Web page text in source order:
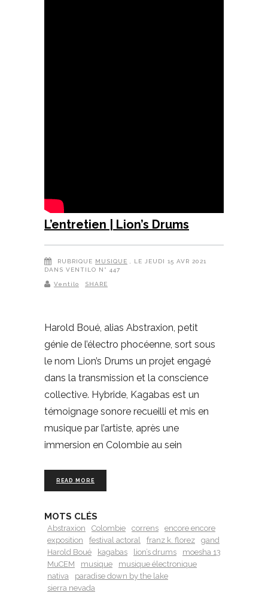
L’entretien | Lion’s Drums
RUBRIQUE MUSIQUE
, LE JEUDI 15 AVR 2021
DANS VENTILO N° 447
Ventilo SHARE
Harold Boué, alias Abstraxion, petit
génie de l’électro phocéenne, sort sous
le nom Lion’s Drums un projet engagé
dans la transmission et la conscience
collective. Hybride, Kagabas est un
témoignage sonore recueilli et mis en
musique par l’artiste, après une
immersion en Colombie au sein
READ MORE
MOTS CLÉS
Abstraxion Colombie correns
encore encore
exposition
festival actoral franz k. florez
gand
Harold Boué
kagabas lion’s drums
moesha 13
MuCEM
musique
musique électronique
nativa
paradise down by the lake
sierra nevada